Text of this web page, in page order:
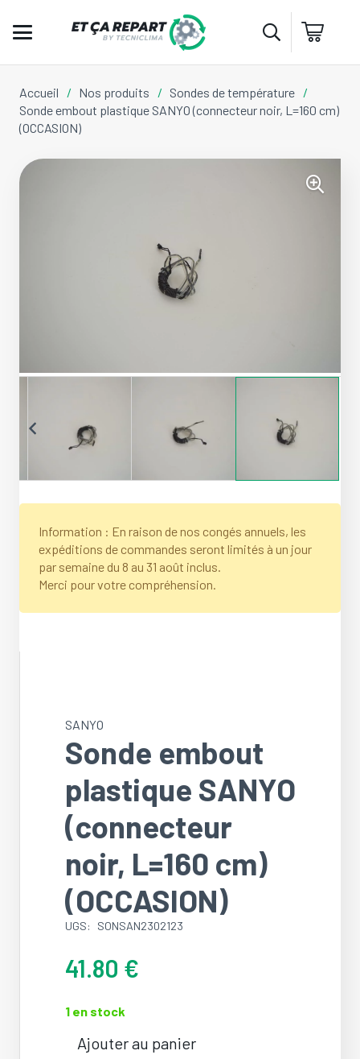
Accueil / Nos produits / Sondes de température /
Sonde embout plastique SANYO (connecteur noir, L=160 cm)
(OCCASION)
Information : En raison de nos congés annuels, les
expéditions de commandes seront limités à un jour
par semaine du 8 au 31 août inclus.
Merci pour votre compréhension.
SANYO
Sonde embout
plastique SANYO
(connecteur
noir, L=160 cm)
(OCCASION)
UGS: SONSAN2302123
41.80 €
1 en stock
quantité
Ajouter au panier